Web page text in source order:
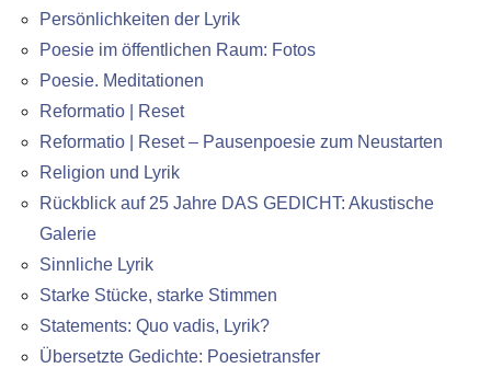
Persönlichkeiten der Lyrik
Poesie im öffentlichen Raum: Fotos
Poesie. Meditationen
Reformatio | Reset
Reformatio | Reset – Pausenpoesie zum Neustarten
Religion und Lyrik
Rückblick auf 25 Jahre DAS GEDICHT: Akustische
Galerie
Sinnliche Lyrik
Starke Stücke, starke Stimmen
Statements: Quo vadis, Lyrik?
Übersetzte Gedichte: Poesietransfer